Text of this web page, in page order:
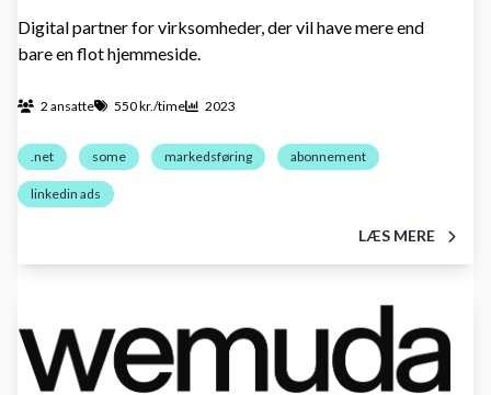
Digital partner for virksomheder, der vil have mere end
bare en flot hjemmeside.
2 ansatte 550 kr./time 2023
.net some markedsføring abonnement
linkedin ads
LÆS MERE